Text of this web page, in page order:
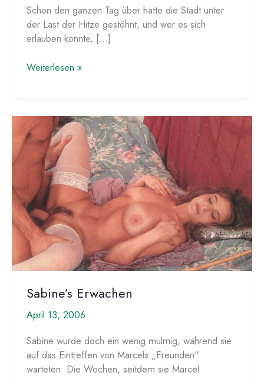
Schon den ganzen Tag über hatte die Stadt unter
der Last der Hitze gestöhnt, und wer es sich
erlauben konnte, […]
Sommer-
Weiterlesen »
Sabine’s Erwachen
April 13, 2006
Sabine wurde doch ein wenig mulmig, während sie
auf das Eintreffen von Marcels „Freunden“
warteten. Die Wochen, seitdem sie Marcel